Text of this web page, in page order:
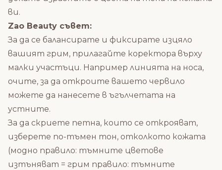
ви.
Zao Beauty съвет:
За да се балансирате и фиксирате изцяло
вашият грим, прилагайте коректора върху
малки участъци. Например линията на носа,
очите, за да откроите вашето червило
можете да нанесете в ъгълчетата на
устните.
За да скриете петна, които се открояват,
изберете по-тъмен тон, отколкото кожата
(модно правило: тъмните цветове
изтъняват = грим правило: тъмните